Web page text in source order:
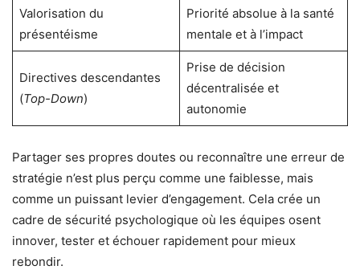
Valorisation du
présentéisme
Priorité absolue à la santé
mentale et à l’impact
Directives descendantes
(Top-Down)
Prise de décision
décentralisée et
autonomie
Partager ses propres doutes ou reconnaître une erreur de
stratégie n’est plus perçu comme une faiblesse, mais
comme un puissant levier d’engagement. Cela crée un
cadre de sécurité psychologique où les équipes osent
innover, tester et échouer rapidement pour mieux
rebondir.